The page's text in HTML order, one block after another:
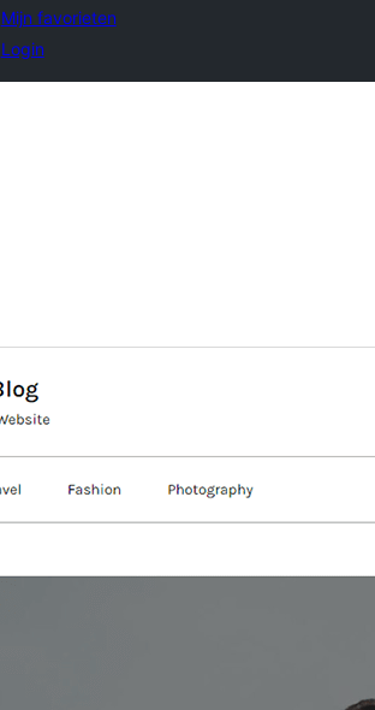
Mijn favorieten
Login
Versie
Actieve installaties